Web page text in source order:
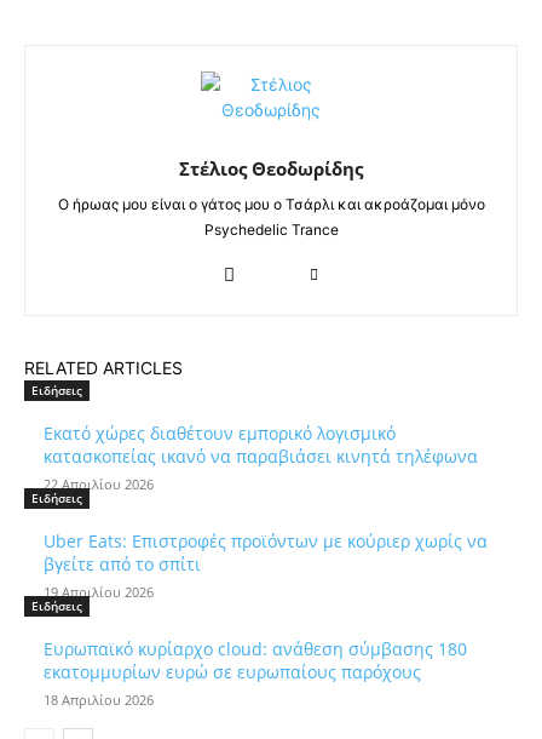
Στέλιος Θεοδωρίδης
Ο ήρωας μου είναι ο γάτος μου ο Τσάρλι και ακροάζομαι μόνο
Psychedelic Trance
RELATED ARTICLES
Ειδήσεις
Εκατό χώρες διαθέτουν εμπορικό λογισμικό
κατασκοπείας ικανό να παραβιάσει κινητά τηλέφωνα
22 Απριλίου 2026
Ειδήσεις
Uber Eats: Επιστροφές προϊόντων με κούριερ χωρίς να
βγείτε από το σπίτι
19 Απριλίου 2026
Ειδήσεις
Ευρωπαϊκό κυρίαρχο cloud: ανάθεση σύμβασης 180
εκατομμυρίων ευρώ σε ευρωπαίους παρόχους
18 Απριλίου 2026